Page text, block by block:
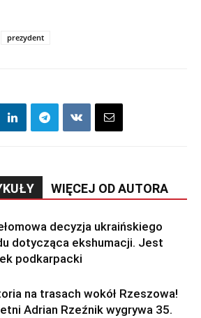
prezydent
WIĘCEJ OD AUTORA
decyzja ukraińskiego
dotycząca ekshumacji. Jest
podkarpacki
na trasach wokół Rzeszowa!
Adrian Rzeźnik wygrywa 35.